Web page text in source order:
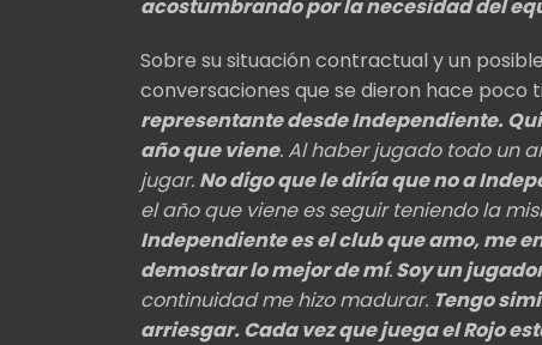
acostumbrando por la necesidad del
Sobre su situación contractual y un
conversaciones que se dieron hace poco
representante desde Independiente.
año que viene. Al haber jugado todo un
jugar. No digo que le diría que no a
el año que viene es seguir teniendo la
Independiente es el club que amo, me
demostrar lo mejor de mí.Soy un
continuidad me hizo madurar. Tengo
arriesgar. Cada vez que juega el Rojo